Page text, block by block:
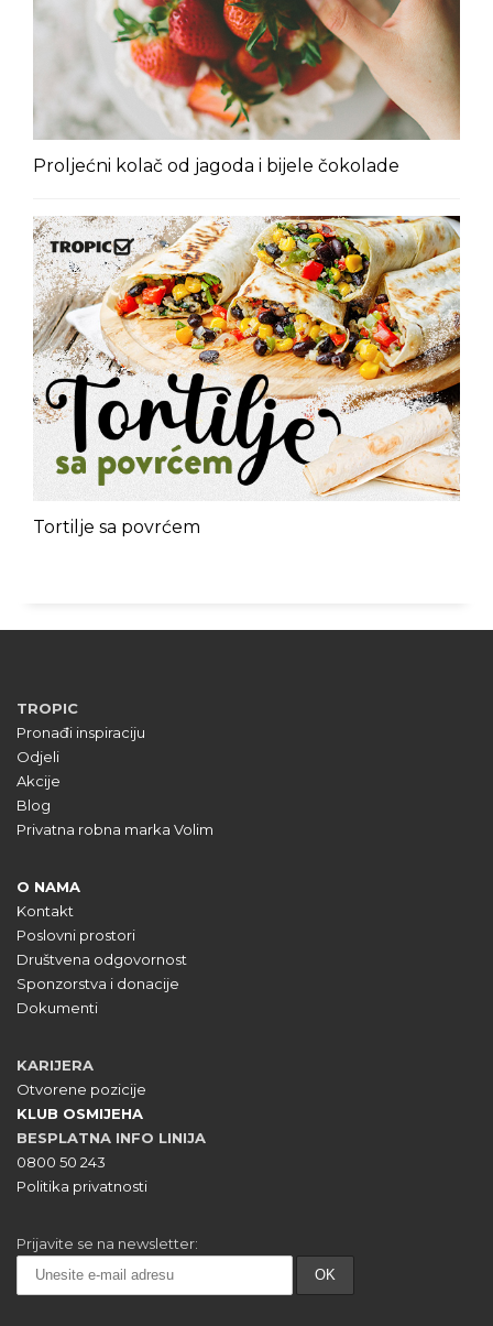
Proljećni kolač od jagoda i bijele čokolade
Tortilje sa povrćem
TROPIC
Pronađi inspiraciju
Odjeli
Akcije
Blog
Privatna robna marka Volim
O NAMA
Kontakt
Poslovni prostori
Društvena odgovornost
Sponzorstva i donacije
Dokumenti
KARIJERA
Otvorene pozicije
KLUB OSMIJEHA
BESPLATNA INFO LINIJA
0800 50 243
Politika privatnosti
Prijavite se na newsletter: